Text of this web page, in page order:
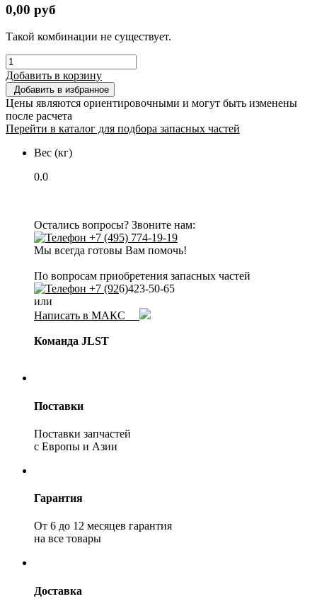
0,00 руб
Такой комбинации не существует.
Добавить в корзину
Добавить в избранное
Цены являются ориентировочными и могут быть изменены
после расчета
Перейти в каталог для подбора запасных частей
Вес (кг)
0.0
Остались вопросы? Звоните нам:
+7 (495) 774-19-19
Мы всегда готовы Вам помочь!
По вопросам приобретения запасных частей
+7 (926)423-50-65
или
Написать в МАКС
Команда JLST
Поставки
Поставки запчастей
с Европы и Азии
Гарантия
От 6 до 12 месяцев гарантия
на все товары
Доставка